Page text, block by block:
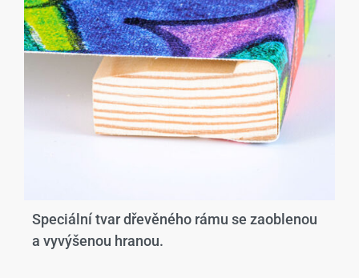
Speciální tvar dřevěného rámu se zaoblenou
a vyvýšenou hranou.​